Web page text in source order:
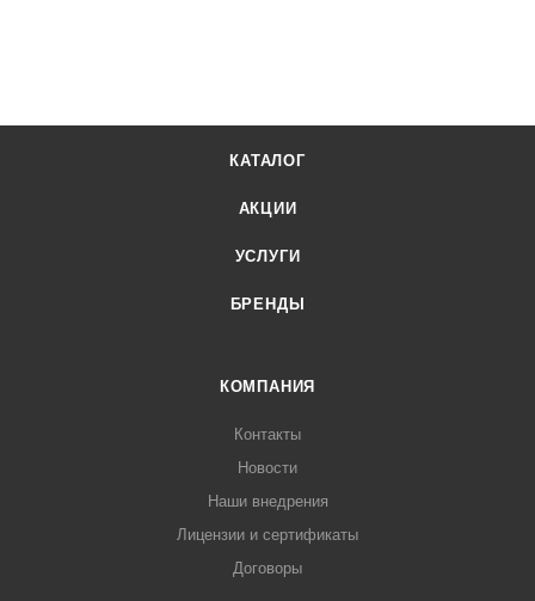
КАТАЛОГ
АКЦИИ
УСЛУГИ
БРЕНДЫ
КОМПАНИЯ
Контакты
Новости
Наши внедрения
Лицензии и сертификаты
Договоры